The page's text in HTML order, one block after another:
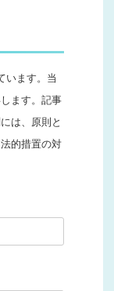
います。当
ます。記事
は、原則と
的措置の対